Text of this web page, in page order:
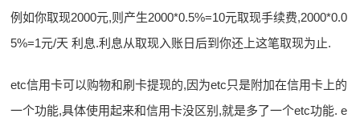
例如你取现2000元,则产生2000*0.5%=10元取现手续费,2000*0.0
5%=1元/天 利息.利息从取现入账日后到你还上这笔取现为止.
etc信用卡可以购物和刷卡提现的,因为etc只是附加在信用卡上的
一个功能,具体使用起来和信用卡没区别,就是多了一个etc功能. e